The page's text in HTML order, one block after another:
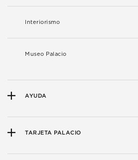
Interiorismo
Museo Palacio
AYUDA
TARJETA PALACIO